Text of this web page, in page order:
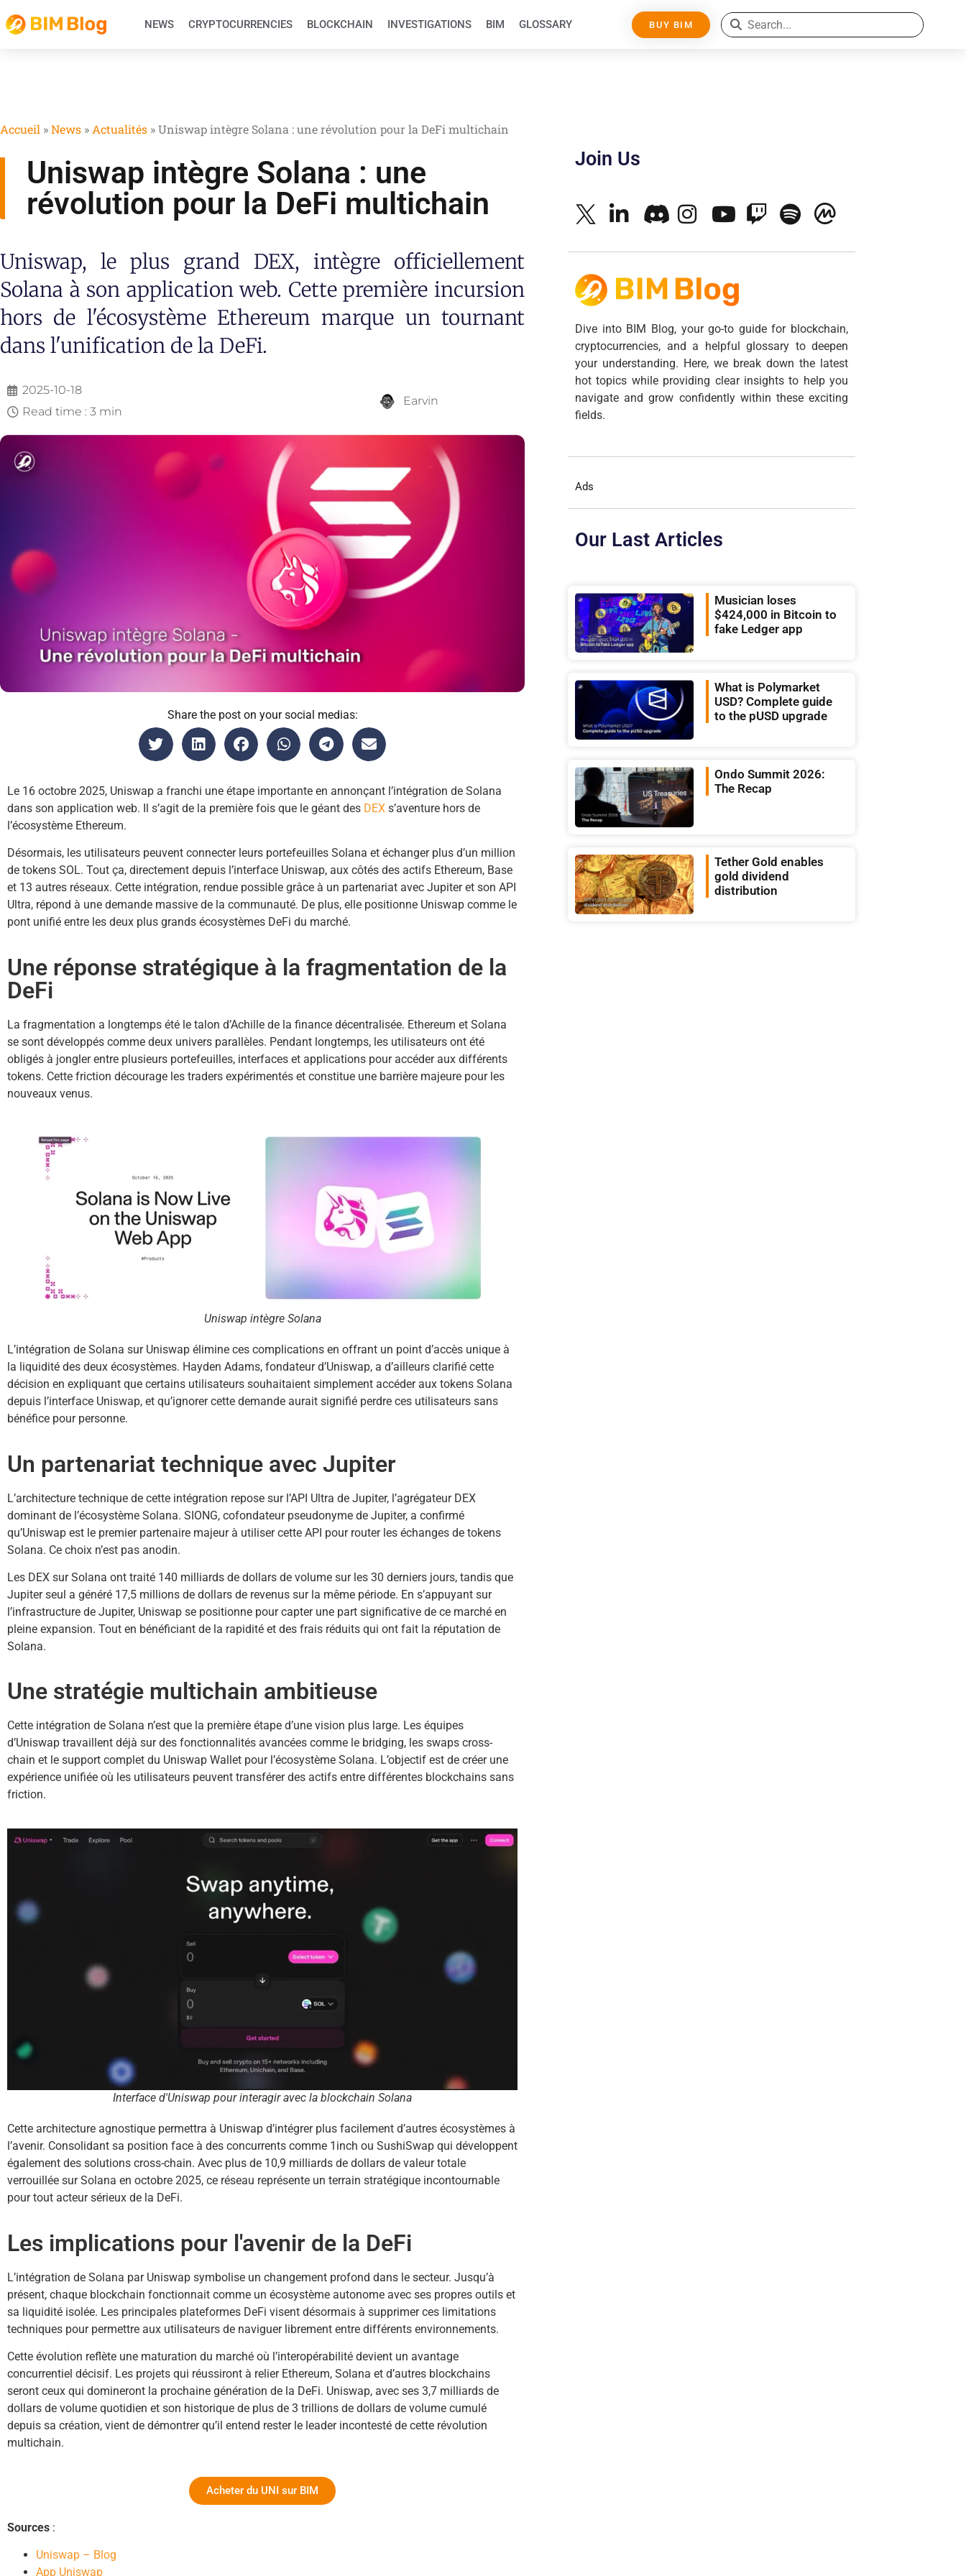
NEWS CRYPTOCURRENCIES BLOCKCHAIN INVESTIGATIONS BIM GLOSSARY BUY BIM
Accueil »News » Actualités »Uniswap intègre Solana : une révolution pour la DeFi multichain
Uniswap intègre Solana : une
révolution pour la DeFi multichain
Uniswap, le plus grand DEX, intègre officiellement
Solana à son application web. Cette première incursion
hors de l'écosystème Ethereum marque un tournant
dans l'unification de la DeFi.
2025-10-18
Read time : 3 min
Earvin
Share the post on your social medias:
Le 16 octobre 2025, Uniswap a franchi une étape importante en annonçant l’intégration de Solana
dans son application web. Il s’agit de la première fois que le géant des DEX s’aventure hors de
l’écosystème Ethereum.
Désormais, les utilisateurs peuvent connecter leurs portefeuilles Solana et échanger plus d’un million
de tokens SOL. Tout ça, directement depuis l’interface Uniswap, aux côtés des actifs Ethereum, Base
et 13 autres réseaux. Cette intégration, rendue possible grâce à un partenariat avec Jupiter et son API
Ultra, répond à une demande massive de la communauté. De plus, elle positionne Uniswap comme le
pont unifié entre les deux plus grands écosystèmes DeFi du marché.
Une réponse stratégique à la fragmentation de la
DeFi
La fragmentation a longtemps été le talon d’Achille de la finance décentralisée. Ethereum et Solana
se sont développés comme deux univers parallèles. Pendant longtemps, les utilisateurs ont été
obligés à jongler entre plusieurs portefeuilles, interfaces et applications pour accéder aux différents
tokens. Cette friction décourage les traders expérimentés et constitue une barrière majeure pour les
nouveaux venus.
Uniswap intègre Solana
L’intégration de Solana sur Uniswap élimine ces complications en offrant un point d’accès unique à
la liquidité des deux écosystèmes. Hayden Adams, fondateur d’Uniswap, a d’ailleurs clarifié cette
décision en expliquant que certains utilisateurs souhaitaient simplement accéder aux tokens Solana
depuis l’interface Uniswap, et qu’ignorer cette demande aurait signifié perdre ces utilisateurs sans
bénéfice pour personne.
Un partenariat technique avec Jupiter
L’architecture technique de cette intégration repose sur l’API Ultra de Jupiter, l’agrégateur DEX
dominant de l’écosystème Solana. SIONG, cofondateur pseudonyme de Jupiter, a confirmé
qu’Uniswap est le premier partenaire majeur à utiliser cette API pour router les échanges de tokens
Solana. Ce choix n’est pas anodin.
Les DEX sur Solana ont traité 140 milliards de dollars de volume sur les 30 derniers jours, tandis que
Jupiter seul a généré 17,5 millions de dollars de revenus sur la même période. En s’appuyant sur
l’infrastructure de Jupiter, Uniswap se positionne pour capter une part significative de ce marché en
pleine expansion. Tout en bénéficiant de la rapidité et des frais réduits qui ont fait la réputation de
Solana.
Une stratégie multichain ambitieuse
Cette intégration de Solana n’est que la première étape d’une vision plus large. Les équipes
d’Uniswap travaillent déjà sur des fonctionnalités avancées comme le bridging, les swaps cross-
chain et le support complet du Uniswap Wallet pour l’écosystème Solana. L’objectif est de créer une
expérience unifiée où les utilisateurs peuvent transférer des actifs entre différentes blockchains sans
friction.
Interface d'Uniswap pour interagir avec la blockchain Solana
Cette architecture agnostique permettra à Uniswap d’intégrer plus facilement d’autres écosystèmes à
l’avenir. Consolidant sa position face à des concurrents comme 1inch ou SushiSwap qui développent
également des solutions cross-chain. Avec plus de 10,9 milliards de dollars de valeur totale
verrouillée sur Solana en octobre 2025, ce réseau représente un terrain stratégique incontournable
pour tout acteur sérieux de la DeFi.
Les implications pour l'avenir de la DeFi
L’intégration de Solana par Uniswap symbolise un changement profond dans le secteur. Jusqu’à
présent, chaque blockchain fonctionnait comme un écosystème autonome avec ses propres outils et
sa liquidité isolée. Les principales plateformes DeFi visent désormais à supprimer ces limitations
techniques pour permettre aux utilisateurs de naviguer librement entre différents environnements.
Cette évolution reflète une maturation du marché où l’interopérabilité devient un avantage
concurrentiel décisif. Les projets qui réussiront à relier Ethereum, Solana et d’autres blockchains
seront ceux qui domineront la prochaine génération de la DeFi. Uniswap, avec ses 3,7 milliards de
dollars de volume quotidien et son historique de plus de 3 trillions de dollars de volume cumulé
depuis sa création, vient de démontrer qu’il entend rester le leader incontesté de cette révolution
multichain.
Acheter du UNI sur BIM
Sources :
Uniswap – Blog
App Uniswap
Join Us
Dive into BIM Blog, your go-to guide for blockchain,
cryptocurrencies, and a helpful glossary to deepen
your understanding. Here, we break down the latest
hot topics while providing clear insights to help you
navigate and grow confidently within these exciting
fields.
Ads
Our Last Articles
Musician loses
$424,000 in Bitcoin to
fake Ledger app
What is Polymarket
USD? Complete guide
to the pUSD upgrade
Ondo Summit 2026:
The Recap
Tether Gold enables
gold dividend
distribution